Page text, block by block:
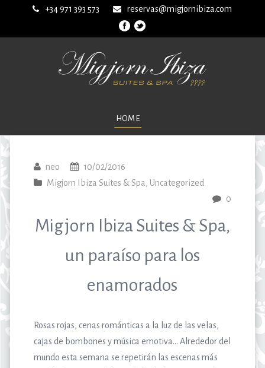
+34 971 393 573 reservas@migjornibiza.com
HOME
neo
10/02/2016
Migjorn Ibiza Suites & Spa , Uncategorized
0
Migjorn Ibiza Suites & Spa,
un paraíso para los
enamorados
Rosas rojas, cenas románticas a la luz de las velas,
cajas de bombones y música emotiva… Alrededor del
mundo esta semana se repetirán las escenas más